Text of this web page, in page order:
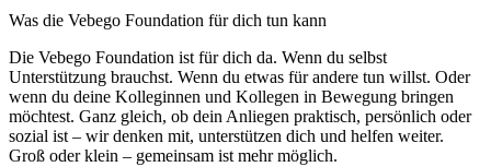
Was die Vebego Foundation für dich tun kann
Die Vebego Foundation ist für dich da. Wenn du selbst
Unterstützung brauchst. Wenn du etwas für andere tun willst. Oder
wenn du deine Kolleginnen und Kollegen in Bewegung bringen
möchtest. Ganz gleich, ob dein Anliegen praktisch, persönlich oder
sozial ist – wir denken mit, unterstützen dich und helfen weiter.
Groß oder klein – gemeinsam ist mehr möglich.